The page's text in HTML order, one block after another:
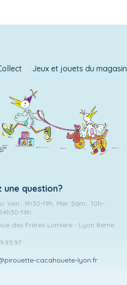
Jeux et jouets du magasin
une question?
Ven.: 9h30-19h, Mer. Sam.: 10h-
19h
des Frères Lumière - Lyon 8eme
cacahouete-lyon.fr